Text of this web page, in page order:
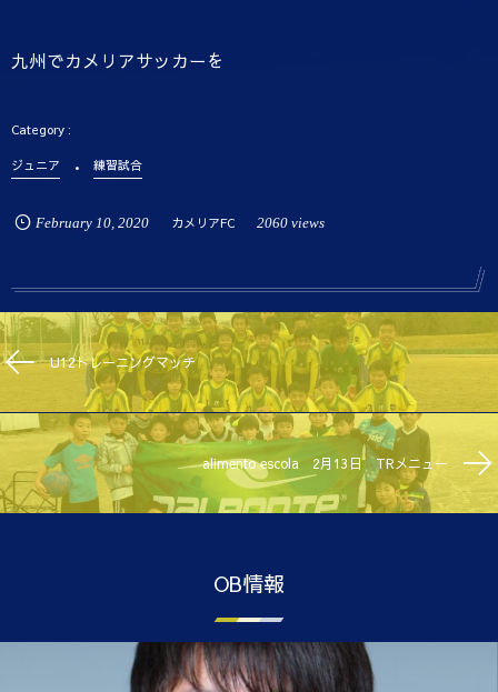
九州でカメリアサッカーを
ジュニア 練習試合
February 10, 2020 カメリアFC 2060 views
U12トレーニングマッチ
alimento escola 2月13日 TRメニュー
OB情報